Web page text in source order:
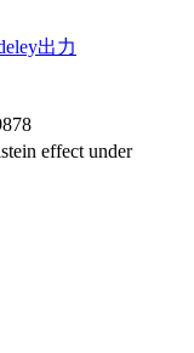
出力
effect under